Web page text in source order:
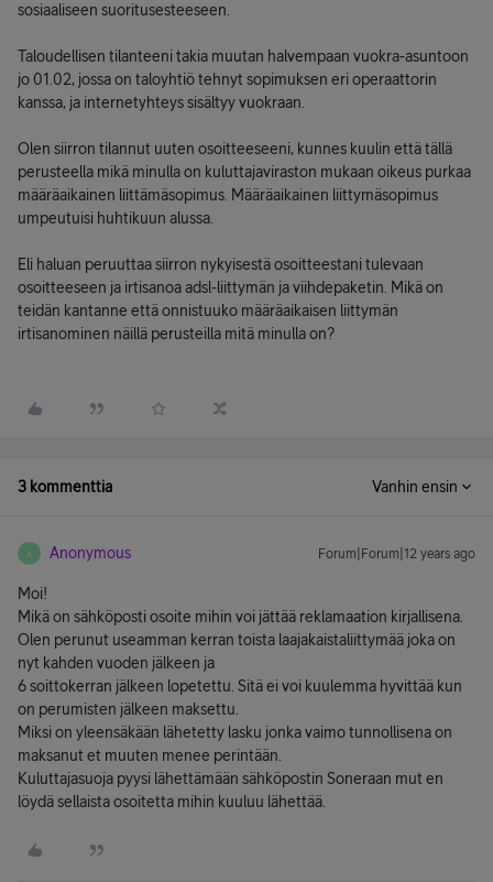
sosiaaliseen suoritusesteeseen.
Taloudellisen tilanteeni takia muutan halvempaan vuokra-asuntoon
jo 01.02, jossa on taloyhtiö tehnyt sopimuksen eri operaattorin
kanssa, ja internetyhteys sisältyy vuokraan.
Olen siirron tilannut uuten osoitteeseeni, kunnes kuulin että tällä
perusteella mikä minulla on kuluttajaviraston mukaan oikeus purkaa
määräaikainen liittämäsopimus. Määräaikainen liittymäsopimus
umpeutuisi huhtikuun alussa.
Eli haluan peruuttaa siirron nykyisestä osoitteestani tulevaan
osoitteeseen ja irtisanoa adsl-liittymän ja viihdepaketin. Mikä on
teidän kantanne että onnistuuko määräaikaisen liittymän
irtisanominen näillä perusteilla mitä minulla on?
3 kommenttia Vanhin ensin
A Anonymous Forum|Forum|12 years ago
Moi!
Mikä on sähköposti osoite mihin voi jättää reklamaation kirjallisena.
Olen perunut useamman kerran toista laajakaistaliittymää joka on
nyt kahden vuoden jälkeen ja
6 soittokerran jälkeen lopetettu. Sitä ei voi kuulemma hyvittää kun
on perumisten jälkeen maksettu.
Miksi on yleensäkään lähetetty lasku jonka vaimo tunnollisena on
maksanut et muuten menee perintään.
Kuluttajasuoja pyysi lähettämään sähköpostin Soneraan mut en
löydä sellaista osoitetta mihin kuuluu lähettää.